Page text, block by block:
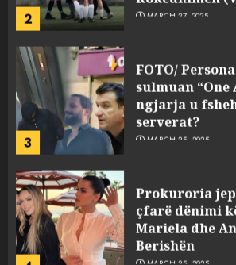
2 MARCH 27, 2025
3
sulmuan “One
ngjarja u
serverat?
MARCH 25, 2025
4
çfarë dënimi
Mariela dhe
Berishën
MARCH 25, 2025